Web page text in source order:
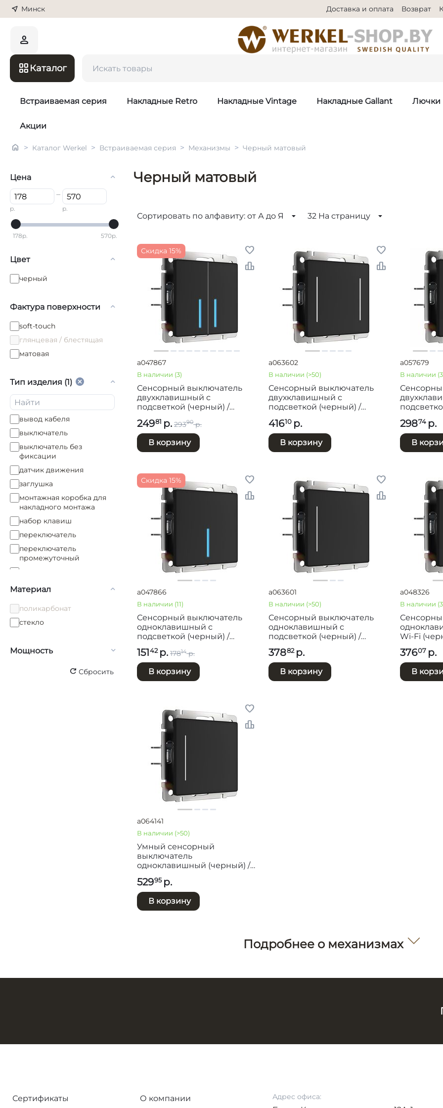
Минск Доставка и оплата Возврат
Каталог
Встраиваемая серия Накладные Retro Накладные Vintage Накладные Gallant Лючки
Акции
> Каталог Werkel > Встраиваемая серия > Механизмы > Черный матовый
Цена
р.
–
р.
178р. 570р.
Цвет
черный
Фактура поверхности
soft-touch
глянцевая / блестящая
матовая
Тип изделия (1)
вывод кабеля
выключатель
выключатель без
фиксации
датчик движения
заглушка
монтажная коробка для
накладного монтажа
набор клавиш
переключатель
переключатель
промежуточный
розетка HDMI
розетка RJ-11+RJ-45
розетка RJ-45
розетка акустическая
розетка телевизионная
Материал
поликарбонат
стекло
Мощность
Сбросить
Черный матовый
Сортировать по алфавиту: от А до Я 32 На страницу
Скидка 15%
Сенсорный выключатель
двухклавишный с
подсветкой (черный) /
24981 р. 29390 р.
В корзину
a047867
В наличии (3)
Сенсорный выключатель
двухклавишный с
подсветкой (черный) /
41610 р.
В корзину
a063602
В наличии (>50)
29874 р.
В
a057679
В наличии
Скидка 15%
Сенсорный выключатель
одноклавишный с
подсветкой (черный) /
15142 р. 17814 р.
В корзину
a047866
В наличии (11)
Сенсорный выключатель
одноклавишный с
подсветкой (черный) /
37882 р.
В корзину
a063601
В наличии (>50)
Wi-Fi
37607 р.
В
a048326
В наличии
Умный сенсорный
выключатель
одноклавишный (черный) /
52995 р.
В корзину
a064141
В наличии (>50)
Подробнее о механизмах
Сертификаты
О компании
Адрес офиса: